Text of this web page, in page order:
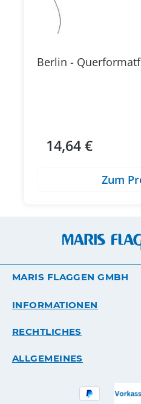
Berlin -
Regulärer Preis:
14,64 €
Zum
MARIS FLAGGEN GMBH
INFORMATIONEN
RECHTLICHES
ALLGEMEINES